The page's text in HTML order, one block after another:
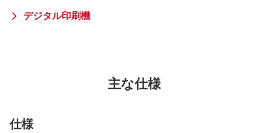
デジタル印刷機
主な仕様
仕様